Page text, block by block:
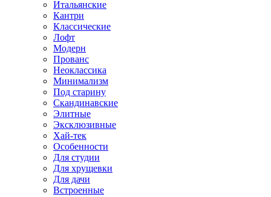
Итальянские
Кантри
Классические
Лофт
Модерн
Прованс
Неоклассика
Минимализм
Под старину
Скандинавские
Элитные
Эксклюзивные
Хай-тек
Особенности
Для студии
Для хрущевки
Для дачи
Встроенные